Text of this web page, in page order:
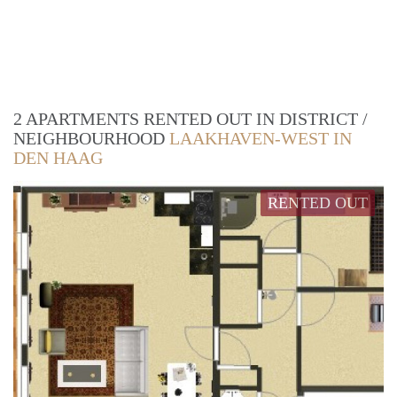
2 APARTMENTS RENTED OUT IN DISTRICT /
NEIGHBOURHOOD LAAKHAVEN-WEST IN
DEN HAAG
RENTED OUT